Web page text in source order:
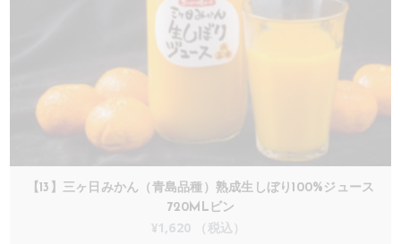
【13】三ヶ日みかん（青島品種）熟成生しぼり100%ジュース
720MLビン
¥1,620 （税込）